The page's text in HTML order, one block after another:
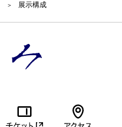
展示構成